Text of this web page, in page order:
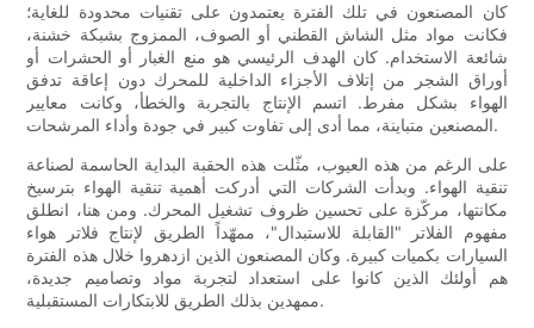
كان المصنعون في تلك الفترة يعتمدون على تقنيات محدودة للغاية؛
فكانت مواد مثل الشاش القطني أو الصوف، الممزوج بشبكة خشنة،
شائعة الاستخدام. كان الهدف الرئيسي هو منع الغبار أو الحشرات أو
أوراق الشجر من إتلاف الأجزاء الداخلية للمحرك دون إعاقة تدفق
الهواء بشكل مفرط. اتسم الإنتاج بالتجربة والخطأ، وكانت معايير
المصنعين متباينة، مما أدى إلى تفاوت كبير في جودة وأداء المرشحات.
على الرغم من هذه العيوب، مثّلت هذه الحقبة البداية الحاسمة لصناعة
تنقية الهواء. وبدأت الشركات التي أدركت أهمية تنقية الهواء بترسيخ
مكانتها، مركّزة على تحسين ظروف تشغيل المحرك. ومن هنا، انطلق
مفهوم الفلاتر "القابلة للاستبدال"، ممهّداً الطريق لإنتاج فلاتر هواء
السيارات بكميات كبيرة. وكان المصنعون الذين ازدهروا خلال هذه الفترة
هم أولئك الذين كانوا على استعداد لتجربة مواد وتصاميم جديدة،
ممهدين بذلك الطريق للابتكارات المستقبلية.